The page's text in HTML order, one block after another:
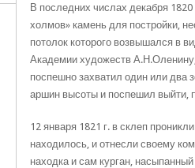
В последних числах декабря
холмов» камень для постройки,
потолок которого возвышался в
Академии художеств
поспешно захватил один или два
аршин высоты и поспешил выйти,
12 января 1821 г. в склеп
находилось, и отнесли своему
находка и сам курган,